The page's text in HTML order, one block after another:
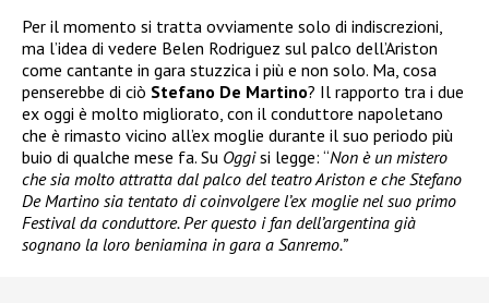
Per il momento si tratta ovviamente solo di indiscrezioni,
ma l’idea di vedere Belen Rodriguez sul palco dell’Ariston
come cantante in gara stuzzica i più e non solo. Ma, cosa
penserebbe di ciò Stefano De Martino? Il rapporto tra i due
ex oggi è molto migliorato, con il conduttore napoletano
che è rimasto vicino all’ex moglie durante il suo periodo più
buio di qualche mese fa. Su Oggisi legge: “Non è un mistero
che sia molto attratta dal palco del teatro Ariston e che Stefano
De Martino sia tentato di coinvolgere l’ex moglie nel suo primo
Festival da conduttore. Per questo i fan dell’argentina già
sognano la loro beniamina in gara a Sanremo.”